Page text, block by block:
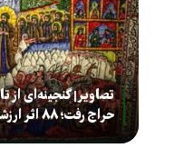
تصاویر| گنجینه‌ای از
حراج رفت؛ ۸۸ اثر ارزشمند در یک قاب